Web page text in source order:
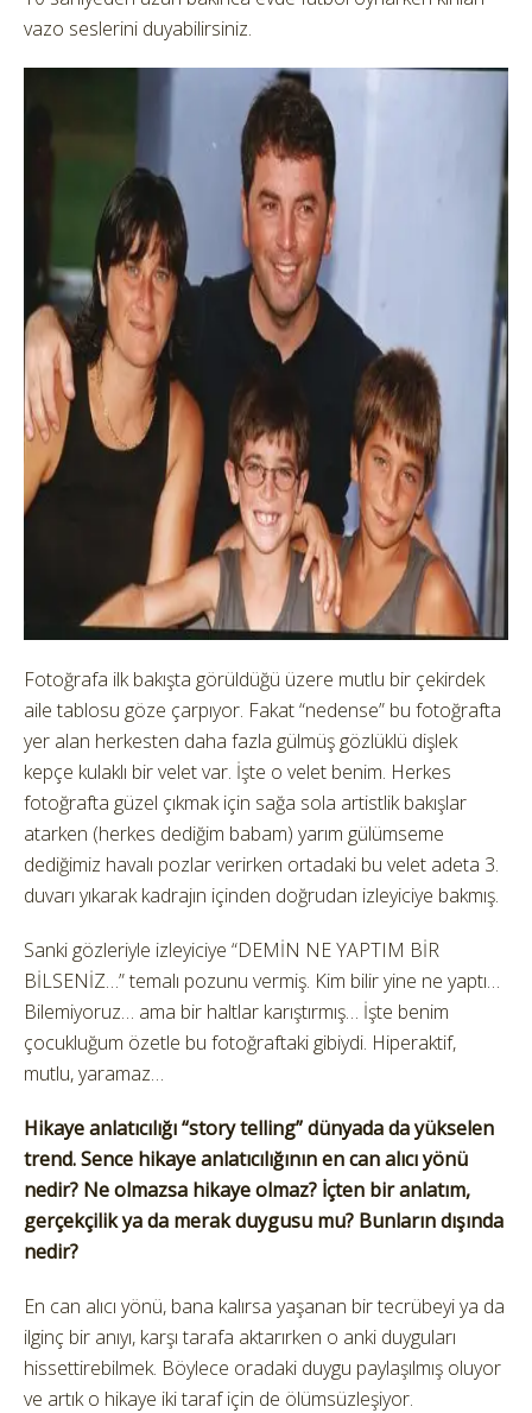
vazo seslerini duyabilirsiniz.
Fotoğrafa ilk bakışta görüldüğü üzere mutlu bir çekirdek
aile tablosu göze çarpıyor. Fakat “nedense” bu fotoğrafta
yer alan herkesten daha fazla gülmüş gözlüklü dişlek
kepçe kulaklı bir velet var. İşte o velet benim. Herkes
fotoğrafta güzel çıkmak için sağa sola artistlik bakışlar
atarken (herkes dediğim babam) yarım gülümseme
dediğimiz havalı pozlar verirken ortadaki bu velet adeta 3.
duvarı yıkarak kadrajın içinden doğrudan izleyiciye bakmış.
Sanki gözleriyle izleyiciye “DEMİN NE YAPTIM BİR
BİLSENİZ…” temalı pozunu vermiş. Kim bilir yine ne yaptı…
Bilemiyoruz… ama bir haltlar karıştırmış… İşte benim
çocukluğum özetle bu fotoğraftaki gibiydi. Hiperaktif,
mutlu, yaramaz…
Hikaye anlatıcılığı “story telling” dünyada da yükselen
trend. Sence hikaye anlatıcılığının en can alıcı yönü
nedir? Ne olmazsa hikaye olmaz? İçten bir anlatım,
gerçekçilik ya da merak duygusu mu? Bunların dışında
nedir?
En can alıcı yönü, bana kalırsa yaşanan bir tecrübeyi ya da
ilginç bir anıyı, karşı tarafa aktarırken o anki duyguları
hissettirebilmek. Böylece oradaki duygu paylaşılmış oluyor
ve artık o hikaye iki taraf için de ölümsüzleşiyor.